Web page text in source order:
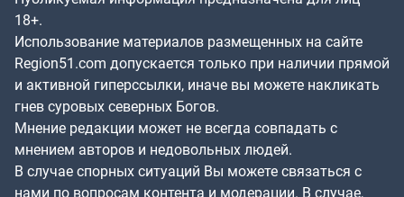
18+.
Использование материалов размещенных на сайте
Region51.com допускается только при наличии прямой
и активной гиперссылки, иначе вы можете накликать
гнев суровых северных Богов.
Мнение редакции может не всегда совпадать с
мнением авторов и недовольных людей.
В случае спорных ситуаций Вы можете связаться с
нами по вопросам контента и модерации. В случае,